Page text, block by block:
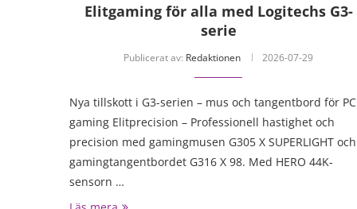
Elitgaming för alla med Logitechs G3-
serie
Publicerat av: Redaktionen 2026-07-29
Nya tillskott i G3-serien – mus och tangentbord för PC
gaming Elitprecision – Professionell hastighet och
precision med gamingmusen G305 X SUPERLIGHT och
gamingtangentbordet G316 X 98. Med HERO 44K-
sensorn …